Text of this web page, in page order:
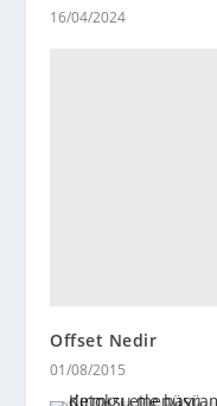
16/04/2024
Offset Nedir
01/08/2015